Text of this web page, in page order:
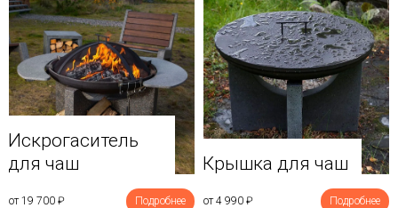
Искрогаситель
для чаш
от 19 700 ₽ Подробнее
Крышка для чаш
от 4 990 ₽ Подробнее